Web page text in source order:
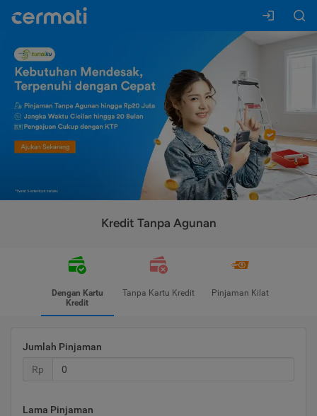
Kredit Tanpa Agunan
Dengan Kartu
Kredit
Tanpa Kartu Kredit Pinjaman Kilat
Jumlah Pinjaman
Rp
Lama Pinjaman